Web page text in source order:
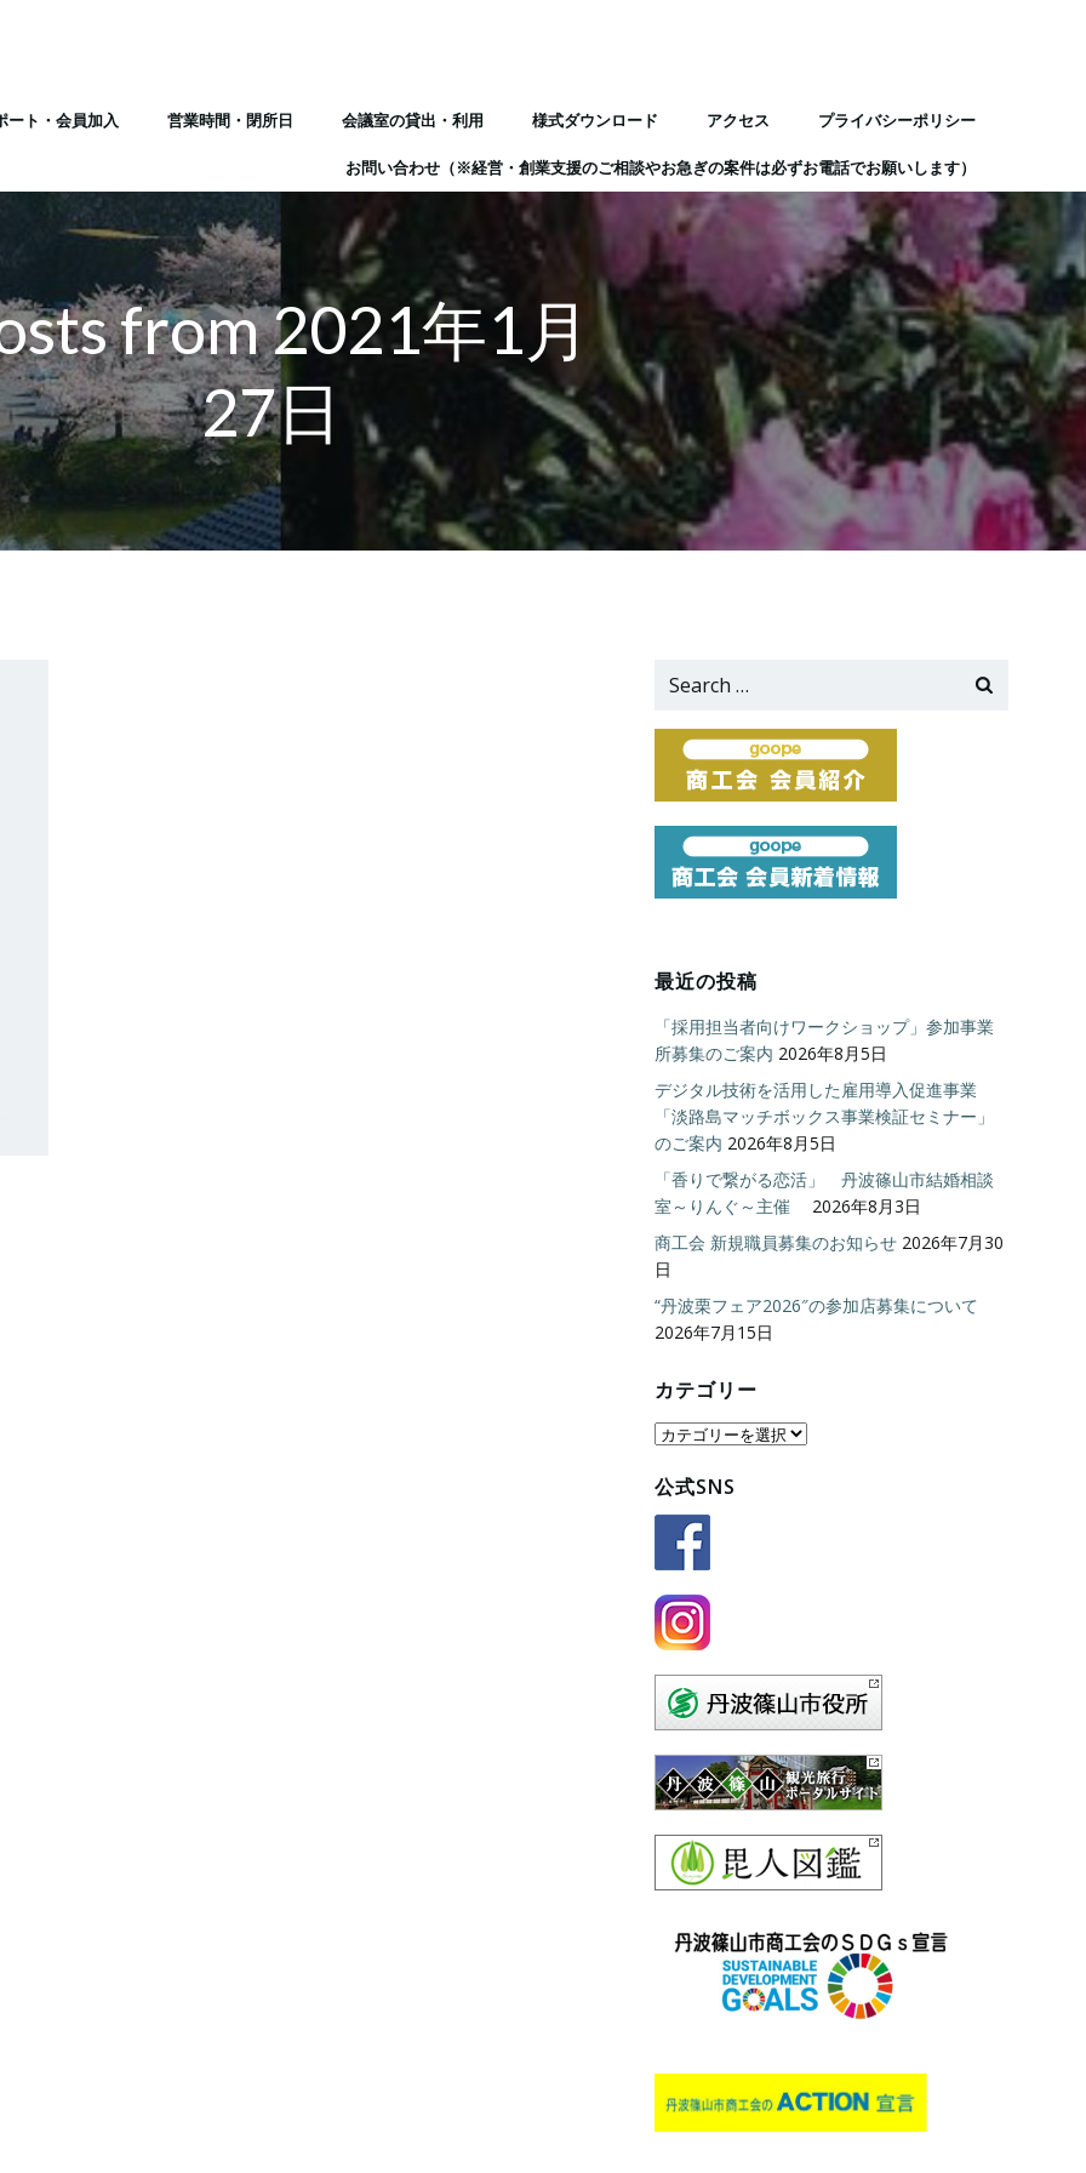
ート・会員加入 営業時間・閉所日 会議室の貸出・利用 様式ダウンロード アクセス プライバシーポリシー
お問い合わせ（※経営・創業支援のご相談やお急ぎの案件は必ずお電話でお願いします）
from 2021年1月
27日
Search
最近の投稿
「採用担当者向けワークショップ」参加事業
所募集のご案内 2026年8月5日
デジタル技術を活用した雇用導入促進事業
「淡路島マッチボックス事業検証セミナー」
のご案内 2026年8月5日
「香りで繋がる恋活」 丹波篠山市結婚相談
室～りんぐ～主催
2026年8月3日
商工会 新規職員募集のお知らせ 2026年7月30
日
“丹波栗フェア2026″の参加店募集について
2026年7月15日
カテゴリー
カ
ゴ
リ
公式SNS